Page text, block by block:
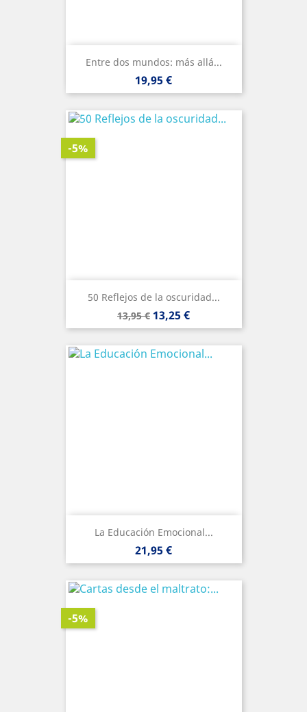
Entre dos mundos: más allá...
Precio
19,95 €
50 Reflejos de la oscuridad...
Precio
base
13,95 €
-5%
Precio
13,25 €
La Educación Emocional...
Precio
21,95 €
-5%